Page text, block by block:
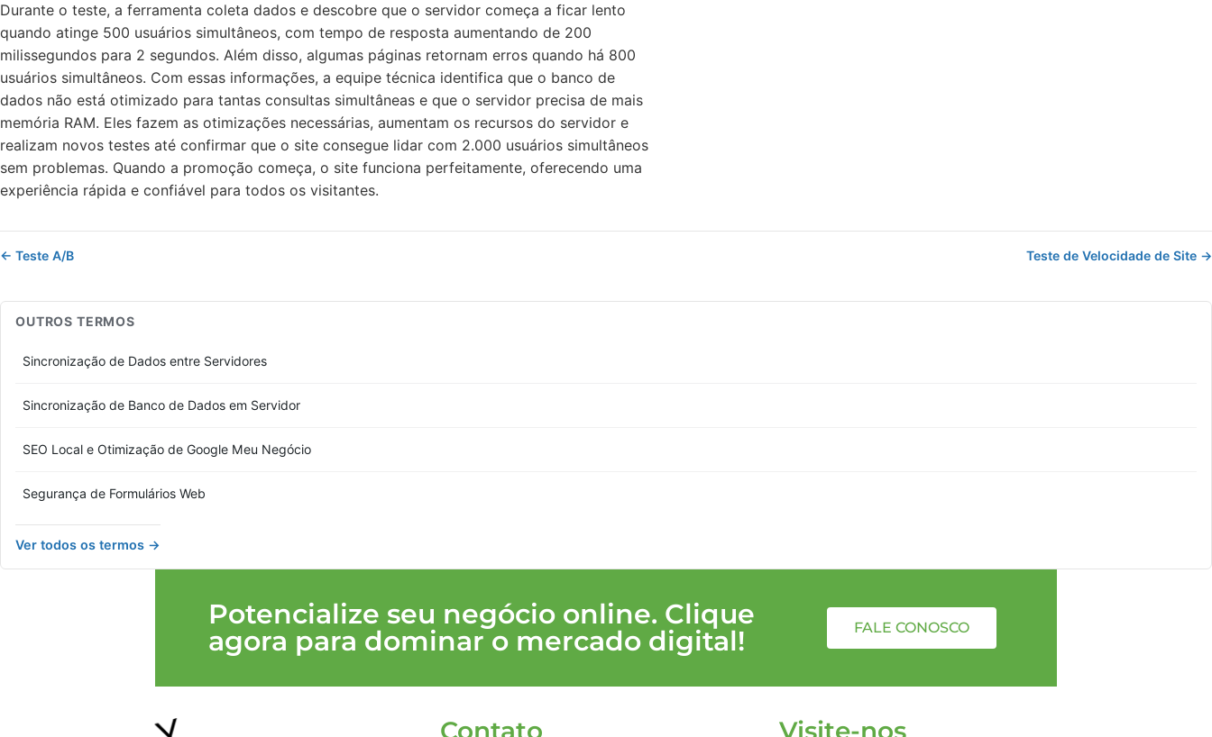
Durante o teste, a ferramenta coleta dados e descobre que o servidor começa a ficar lento
quando atinge 500 usuários simultâneos, com tempo de resposta aumentando de 200
milissegundos para 2 segundos. Além disso, algumas páginas retornam erros quando há 800
usuários simultâneos. Com essas informações, a equipe técnica identifica que o banco de
dados não está otimizado para tantas consultas simultâneas e que o servidor precisa de mais
memória RAM. Eles fazem as otimizações necessárias, aumentam os recursos do servidor e
realizam novos testes até confirmar que o site consegue lidar com 2.000 usuários simultâneos
sem problemas. Quando a promoção começa, o site funciona perfeitamente, oferecendo uma
experiência rápida e confiável para todos os visitantes.
← Teste A/B Teste de Velocidade de Site →
OUTROS TERMOS
Sincronização de Dados entre Servidores
Sincronização de Banco de Dados em Servidor
SEO Local e Otimização de Google Meu Negócio
Segurança de Formulários Web
Ver todos os termos →
Potencialize seu negócio online. Clique
agora para dominar o mercado digital!
FALE CONOSCO
Contato Visite-nos